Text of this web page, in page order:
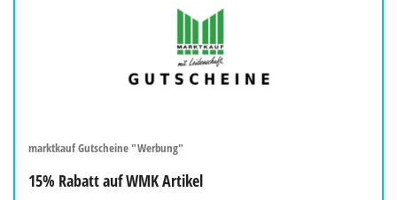
marktkauf Gutscheine "Werbung"
15% Rabatt auf WMK Artikel